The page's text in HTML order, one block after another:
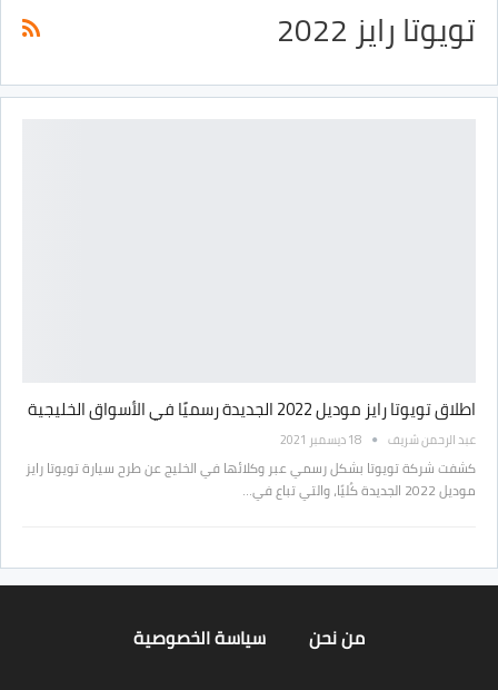
تويوتا رايز 2022
اطلاق تويوتا رايز موديل 2022 الجديدة رسميًا في الأسواق الخليجية
عبد الرحمن شريف 18 ديسمبر 2021
كشفت شركة تويوتا بشكل رسمي عبر وكلائها في الخليج عن طرح سيارة تويوتا رايز
موديل 2022 الجديدة كُليًا، والتي تباع في…
من نحن سياسة الخصوصية